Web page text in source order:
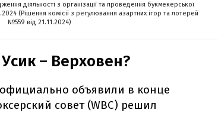
діяльності з організації та проведення букмекерської
(Рішення комісії з регулювання азартних ігор та лотерей
№559 від 21.11.2024)
– Верховен?
официально объявили в конце
совет (WBC) решил